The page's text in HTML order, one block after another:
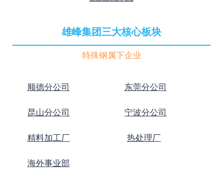
雄峰集团三大核心板块
特殊钢属下企业
顺德分公司 东莞分公司
昆山分公司 宁波分公司
精料加工厂 热处理厂
海外事业部